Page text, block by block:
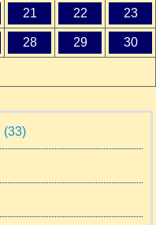
21 22 23
28 29 30
(33)